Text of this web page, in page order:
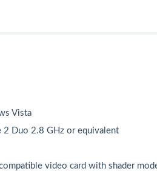
Vista
2 Duo 2.8 GHz or equivalent
video card with shader